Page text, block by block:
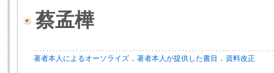
蔡孟樺
著者本人によるオーソライズ ． 著者本人が提供した書目 ． 資料改正